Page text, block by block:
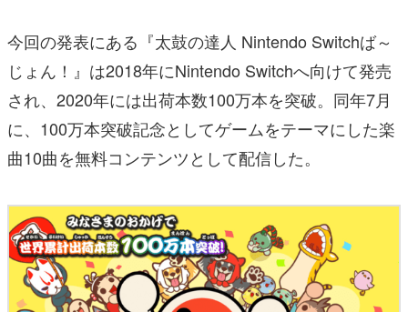
今回の発表にある『太鼓の達人 Nintendo Switchば～
じょん！』は2018年にNintendo Switchへ向けて発売
され、2020年には出荷本数100万本を突破。同年7月
に、100万本突破記念としてゲームをテーマにした楽
曲10曲を無料コンテンツとして配信した。